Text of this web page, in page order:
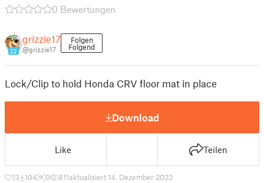
0 Bewertungen
22
grizzie17
@grizzie17
Folgen
Folgend
Lock/Clip to hold Honda CRV floor mat in place
Download
Like Teilen
13 104 0 811aktualisiert 14. Dezember 2023